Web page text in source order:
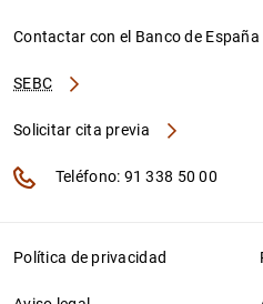
Contactar con el Banco de España
SEBC
Solicitar cita previa
Teléfono: 91 338 50 00
Política de privacidad